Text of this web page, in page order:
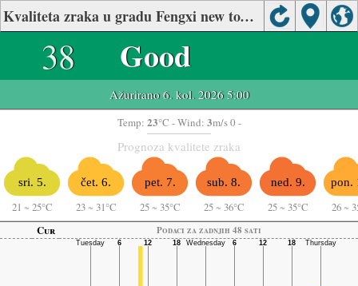
Kvaliteta zraka u gradu Fengxi new town, Xixian New District
38 Good
Ažurirano 6. kol. 2026 5:00
Temp: 23°C - Wind: 3m/s 0 -
Prognoza kvalitete zraka
sri. 5.
21 ~ 25°C
čet. 6.
23 ~ 31°C
pet. 7.
25 ~ 35°C
sub. 8.
25 ~ 36°C
ned. 9.
25 ~ 35°C
pon.
26 ~
Cur
Podaci za zadnjih 48 sati